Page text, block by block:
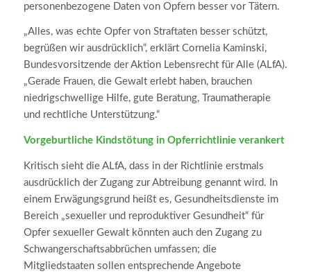
personenbezogene Daten von Opfern besser vor Tätern.
„Alles, was echte Opfer von Straftaten besser schützt,
begrüßen wir ausdrücklich“, erklärt Cornelia Kaminski,
Bundesvorsitzende der Aktion Lebensrecht für Alle (ALfA).
„Gerade Frauen, die Gewalt erlebt haben, brauchen
niedrigschwellige Hilfe, gute Beratung, Traumatherapie
und rechtliche Unterstützung.“
Vorgeburtliche Kindstötung in Opferrichtlinie verankert
Kritisch sieht die ALfA, dass in der Richtlinie erstmals
ausdrücklich der Zugang zur Abtreibung genannt wird. In
einem Erwägungsgrund heißt es, Gesundheitsdienste im
Bereich „sexueller und reproduktiver Gesundheit“ für
Opfer sexueller Gewalt könnten auch den Zugang zu
Schwangerschaftsabbrüchen umfassen; die
Mitgliedstaaten sollen entsprechende Angebote